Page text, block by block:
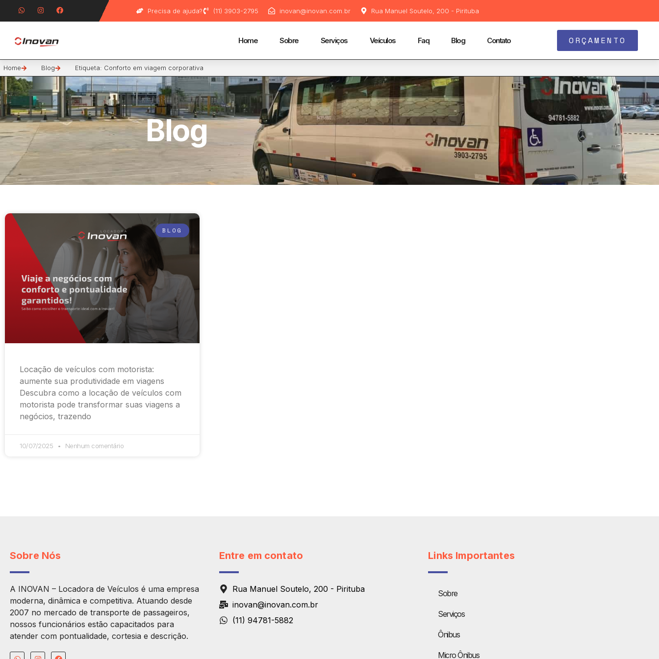
Precisa de ajuda? (11) 3903-2795 inovan@inovan.com.br Rua Manuel Soutelo, 200 - Pirituba
Home Sobre Serviços Veículos Faq Blog Contato ORÇAMENTO
Home Blog Etiqueta: Conforto em viagem corporativa
Blog
BLOG
Locação de veículos com motorista:
aumente sua produtividade em viagens
Descubra como a locação de veículos com
motorista pode transformar suas viagens a
negócios, trazendo
10/07/2025 Nenhum comentário
Sobre Nós
A INOVAN – Locadora de Veículos é uma empresa
moderna, dinâmica e competitiva. Atuando desde
2007 no mercado de transporte de passageiros,
nossos funcionários estão capacitados para
atender com pontualidade, cortesia e descrição.
Entre em contato
Rua Manuel Soutelo, 200 - Pirituba
inovan@inovan.com.br
(11) 94781-5882
Links Importantes
Sobre
Serviços
Ônibus
Micro Ônibus